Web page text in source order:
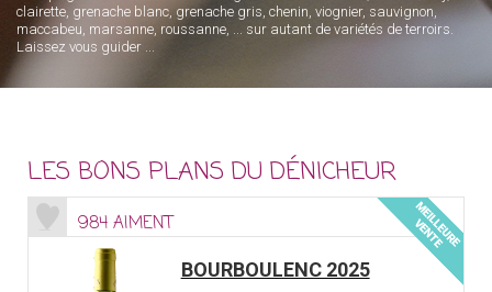
clairette, grenache blanc, grenache gris, chenin, viognier, sauvignon,
maccabeu, marsanne, roussanne, ... sur autant de variétés de terroirs.
Laissez vous guider ...
LES BONS PLANS DU DÉNICHEUR
984 AIMENT
BOURBOULENC 2025